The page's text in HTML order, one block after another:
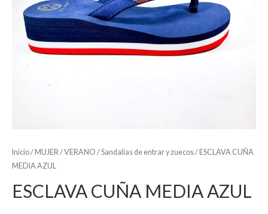
Inicio/ MUJER /VERANO /Sandalias de entrar y zuecos/ ESCLAVA CUÑA
MEDIA AZUL
ESCLAVA CUÑA MEDIA AZUL